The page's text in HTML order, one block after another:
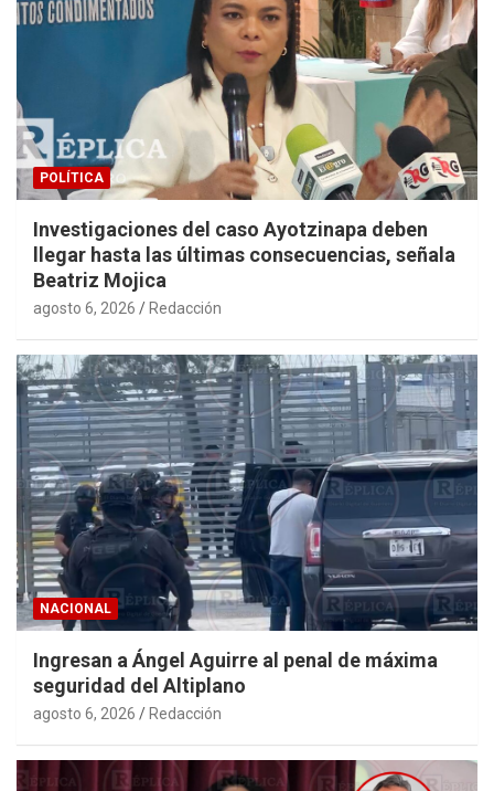
POLÍTICA
Investigaciones del caso Ayotzinapa deben
llegar hasta las últimas consecuencias, señala
Beatriz Mojica
agosto 6, 2026 Redacción
NACIONAL
Ingresan a Ángel Aguirre al penal de máxima
seguridad del Altiplano
agosto 6, 2026 Redacción